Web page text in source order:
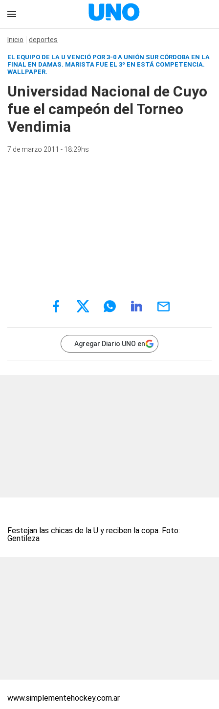
Inicio deportes
EL EQUIPO DE LA U VENCIÓ POR 3-0 A UNIÓN SUR CÓRDOBA EN LA
FINAL EN DAMAS. MARISTA FUE EL 3º EN ESTÁ COMPETENCIA.
WALLPAPER.
Universidad Nacional de Cuyo
fue el campeón del Torneo
Vendimia
7 de marzo 2011 - 18:29hs
Agregar Diario UNO en
Festejan las chicas de la U y reciben la copa. Foto:
Gentileza
www.simplementehockey.com.ar